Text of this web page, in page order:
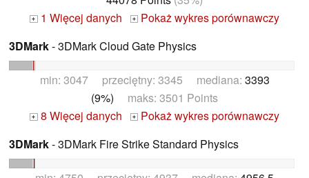
+ 1 Więcej danych +
Pokaż wykres porównawczy
3DMark- 3DMark Cloud Gate Physics
min: 3047 przeciętny: 3345 mediana: 3393
(9%) maks: 3501 Points
+ 8 Więcej danych +
Pokaż wykres porównawczy
3DMark- 3DMark Fire Strike Standard Physics